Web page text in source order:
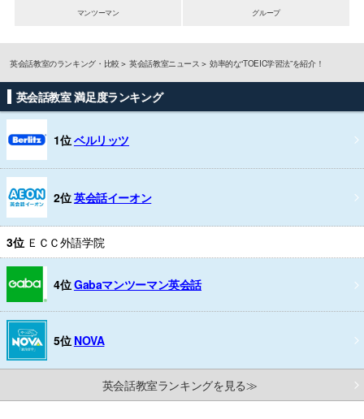
マンツーマン
グループ
英会話教室のランキング・比較 英会話教室ニュース 効率的な“TOEIC学習法”を紹介！
英会話教室 満足度ランキング
1位ベルリッツ
2位英会話イーオン
3位 ＥＣＣ外語学院
4位Gabaマンツーマン英会話
5位 NOVA
英会話教室ランキングを見る≫